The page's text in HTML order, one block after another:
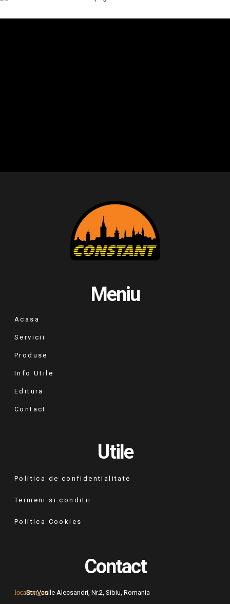
Meniu
Acasa
Servicii
Produse
Info Utile
Editura
Contact
Utile
Politica de confidentialitate
Termeni si conditii
Politica Cookies
Contact
Str. Vasile Alecsandri, Nr.2, Sibiu, Romania